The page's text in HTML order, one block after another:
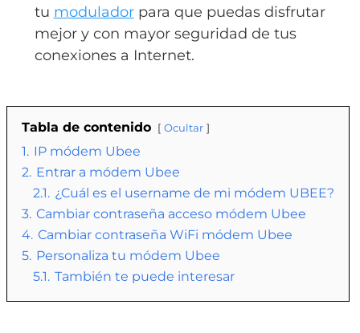
tu moduladorpara que puedas disfrutar
mejor y con mayor seguridad de tus
conexiones a Internet.
Tabla de contenido Ocultar
1. IP módem Ubee
2. Entrar a módem Ubee
2.1. ¿Cuál es el username de mi módem UBEE?
3. Cambiar contraseña acceso módem Ubee
4. Cambiar contraseña WiFi módem Ubee
5. Personaliza tu módem Ubee
5.1. También te puede interesar